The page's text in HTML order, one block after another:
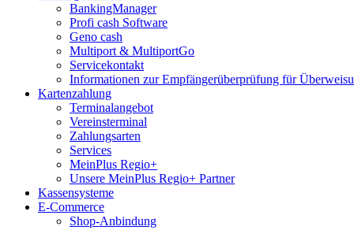
BankingManager
Profi cash Software
Geno cash
Multiport & MultiportGo
Servicekontakt
Informationen zur Empfängerüberprüfung für
Kartenzahlung
Terminalangebot
Vereinsterminal
Zahlungsarten
Services
MeinPlus Regio+
Unsere MeinPlus Regio+ Partner
Kassensysteme
E-Commerce
Shop-Anbindung